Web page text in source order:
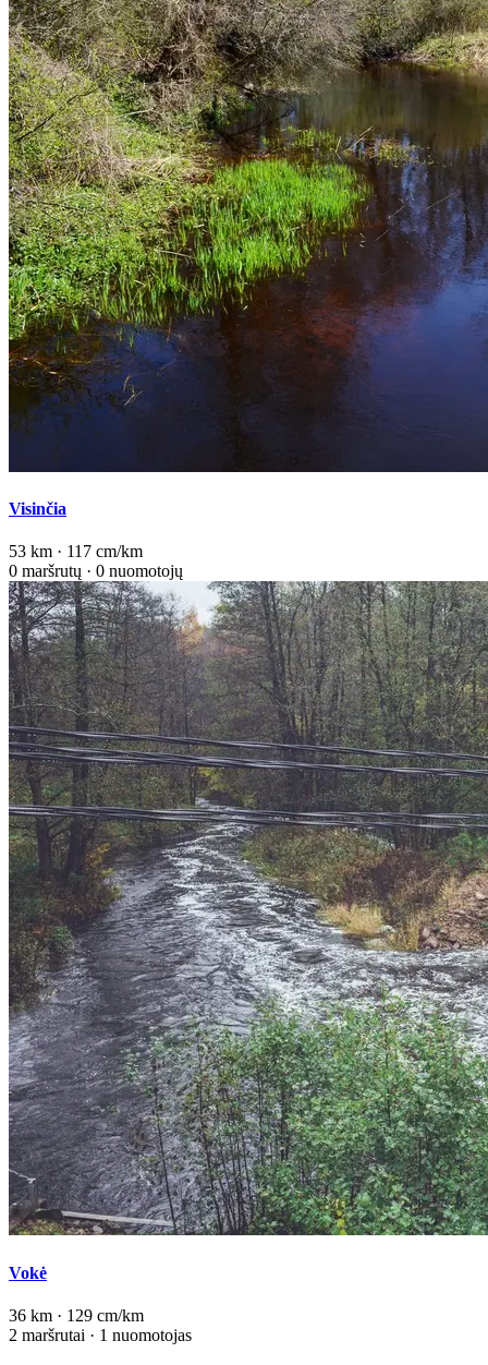
Visinčia
53 km · 117 cm/km
0 maršrutų · 0 nuomotojų
Vokė
36 km · 129 cm/km
2 maršrutai · 1 nuomotojas